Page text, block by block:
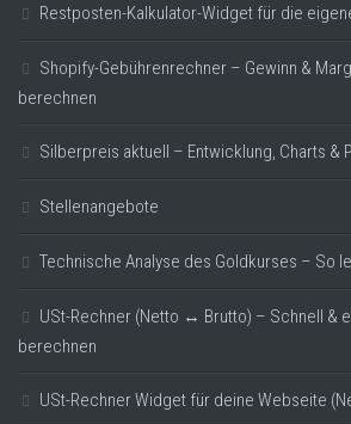
Restposten-Kalkulator-Widget für die
Shopify-Gebührenrechner – Gewinn &
berechnen
Silberpreis aktuell – Entwicklung, Charts &
Stellenangebote
Technische Analyse des Goldkurses – So
USt-Rechner (Netto ↔ Brutto) – Schnell &
berechnen
USt-Rechner Widget für deine Webseite